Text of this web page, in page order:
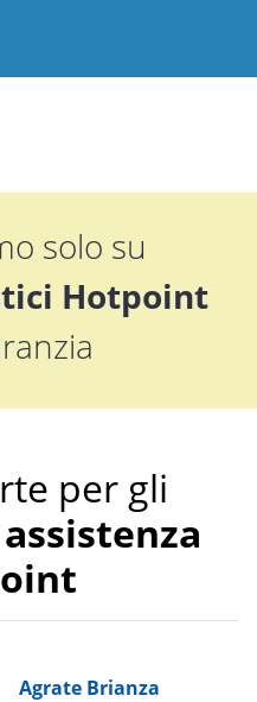
solo su
Hotpoint
per gli
assistenza
Agrate Brianza